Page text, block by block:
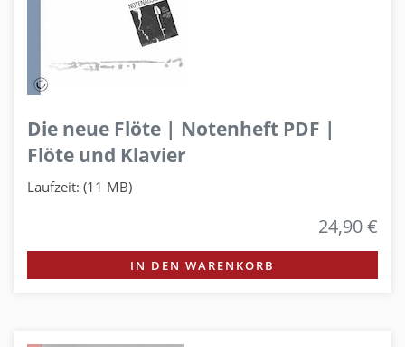
Die neue Flöte | Notenheft PDF |
Flöte und Klavier
Laufzeit: (11 MB)
24,90 €
IN DEN WARENKORB